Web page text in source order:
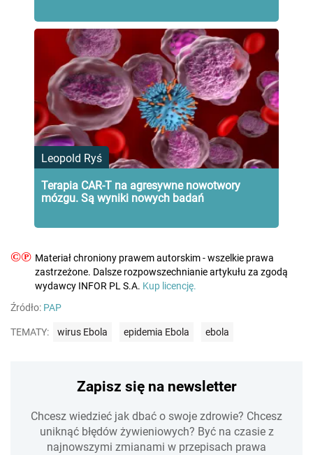
Leopold Ryś
Terapia CAR-T na agresywne nowotwory
mózgu. Są wyniki nowych badań
©℗ Materiał chroniony prawem autorskim - wszelkie prawa
zastrzeżone. Dalsze rozpowszechnianie artykułu za zgodą
wydawcy INFOR PL S.A. Kup licencję.
Źródło: PAP
TEMATY: wirus Ebola epidemia Ebola ebola
Zapisz się na newsletter
Chcesz wiedzieć jak dbać o swoje zdrowie? Chcesz
uniknąć błędów żywieniowych? Być na czasie z
najnowszymi zmianami w przepisach prawa